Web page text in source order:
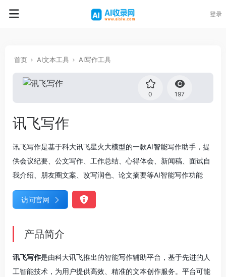
登录
首页 AI文本工具 AI写作工具
0 197
讯飞写作
讯飞写作是基于科大讯飞星火大模型的一款AI智能写作助手，提
供会议纪要、公文写作、工作总结、心得体会、新闻稿、面试自
我介绍、朋友圈文案、改写润色、论文摘要等AI智能写作功能
访问官网
产品简介
讯飞写作是由科大讯飞推出的智能写作辅助平台，基于先进的人
工智能技术，为用户提供高效、精准的文本创作服务。平台可能